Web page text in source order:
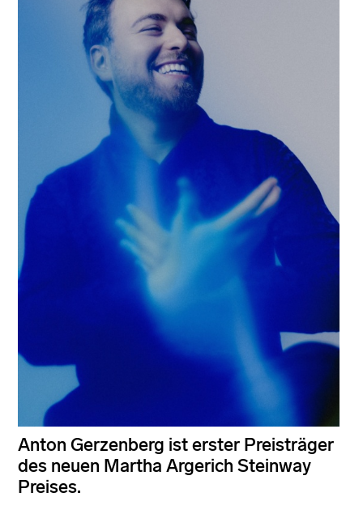
Anton Gerzenberg ist erster Preisträger
des neuen Martha Argerich Steinway
Preises.